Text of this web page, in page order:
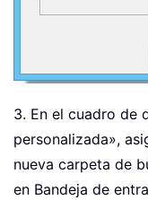
3. En el cuadro de
personalizada»,
nueva carpeta de
en Bandeja de